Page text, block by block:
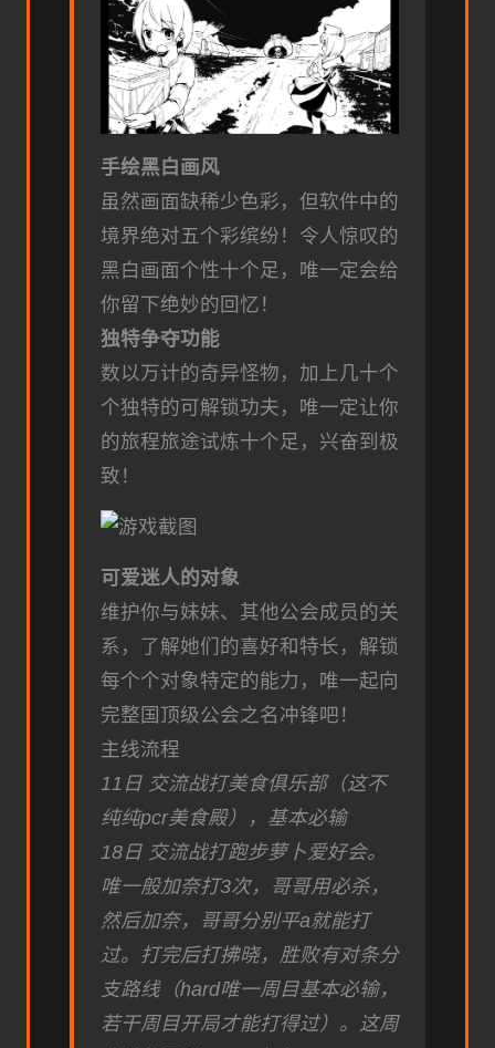
手绘黑白画风
虽然画面缺稀少色彩，但软件中的
境界绝对五个彩缤纷！令人惊叹的
黑白画面个性十个足，唯一定会给
你留下绝妙的回忆！
独特争夺功能
数以万计的奇异怪物，加上几十个
个独特的可解锁功夫，唯一定让你
的旅程旅途试炼十个足，兴奋到极
致！
可爱迷人的对象
维护你与妹妹、其他公会成员的关
系，了解她们的喜好和特长，解锁
每个个对象特定的能力，唯一起向
完整国顶级公会之名冲锋吧！
主线流程
11日 交流战打美食俱乐部（这不
纯纯pcr美食殿），基本必输
18日 交流战打跑步萝卜爱好会。
唯一般加奈打3次，哥哥用必杀，
然后加奈，哥哥分别平a就能打
过。打完后打拂晓，胜败有对条分
支路线（hard唯一周目基本必输，
若干周目开局才能打得过）。这周